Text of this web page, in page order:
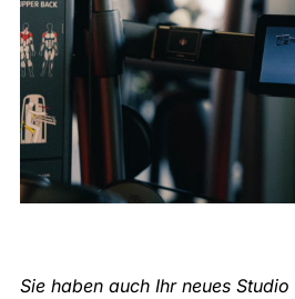
Sie haben auch Ihr neues